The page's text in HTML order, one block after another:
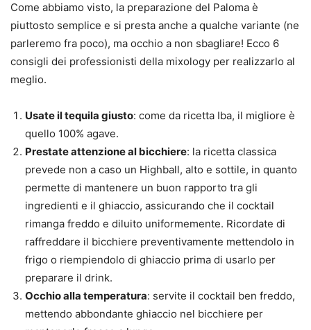
Come abbiamo visto, la preparazione del Paloma è
piuttosto semplice e si presta anche a qualche variante (ne
parleremo fra poco), ma occhio a non sbagliare! Ecco 6
consigli dei professionisti della mixology per realizzarlo al
meglio.
Usate il tequila giusto: come da ricetta Iba, il migliore è
quello 100% agave.
Prestate attenzione al bicchiere: la ricetta classica
prevede non a caso un Highball, alto e sottile, in quanto
permette di mantenere un buon rapporto tra gli
ingredienti e il ghiaccio, assicurando che il cocktail
rimanga freddo e diluito uniformemente. Ricordate di
raffreddare il bicchiere preventivamente mettendolo in
frigo o riempiendolo di ghiaccio prima di usarlo per
preparare il drink.
Occhio alla temperatura: servite il cocktail ben freddo,
mettendo abbondante ghiaccio nel bicchiere per